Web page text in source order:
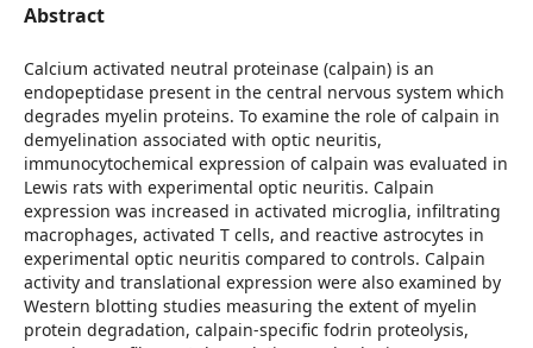
Abstract
Calcium activated neutral proteinase (calpain) is an
endopeptidase present in the central nervous system which
degrades myelin proteins. To examine the role of calpain in
demyelination associated with optic neuritis,
immunocytochemical expression of calpain was evaluated in
Lewis rats with experimental optic neuritis. Calpain
expression was increased in activated microglia, infiltrating
macrophages, activated T cells, and reactive astrocytes in
experimental optic neuritis compared to controls. Calpain
activity and translational expression were also examined by
Western blotting studies measuring the extent of myelin
protein degradation, calpain-specific fodrin proteolysis,